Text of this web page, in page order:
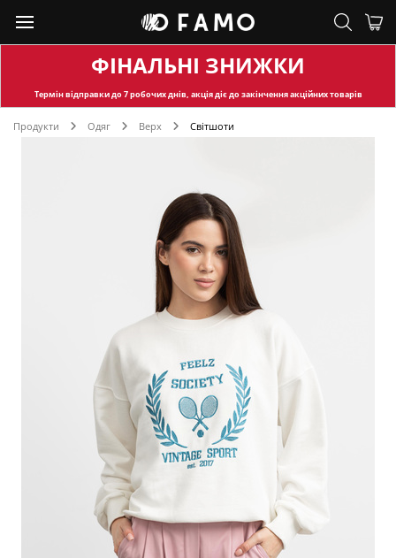
ФІНАЛЬНІ ЗНИЖКИ
Термін відправкидо 7 робочих днів, акція діє до закінчення акційних товарів
Продукти Одяг Верх Світшоти